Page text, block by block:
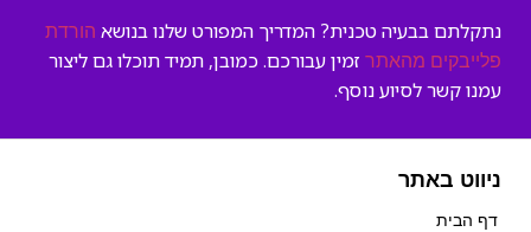
נתקלתם בבעיה טכנית? המדריך המפורט שלנו בנושא הורדת
פלייבקים מהאתר זמין עבורכם. כמובן, תמיד תוכלו גם ליצור
עמנו קשר לסיוע נוסף.
ניווט באתר
דף הבית